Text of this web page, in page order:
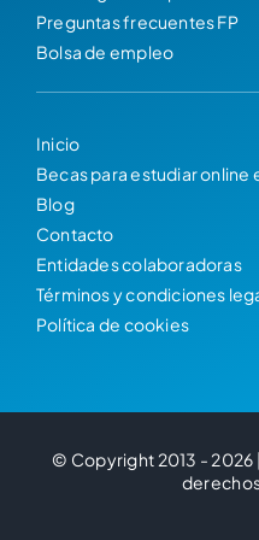
Preguntas frecuentes FP
Bolsa de empleo
Inicio
Becas para estudiar online
Blog
Contacto
Entidades colaboradoras
Términos y condiciones
Política de cookies
© Copyright 2013 - 2026 |